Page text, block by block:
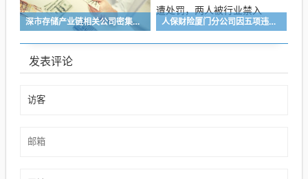
深市存储产业链相关公司密集释放积极信号，业界看好行业高景气度持续性 人保财险厦门分公司因五项违规领191万元罚单，多人同遭处罚，两人被行业禁入
发表评论